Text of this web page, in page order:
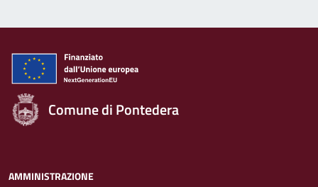
Comune di Pontedera
AMMINISTRAZIONE